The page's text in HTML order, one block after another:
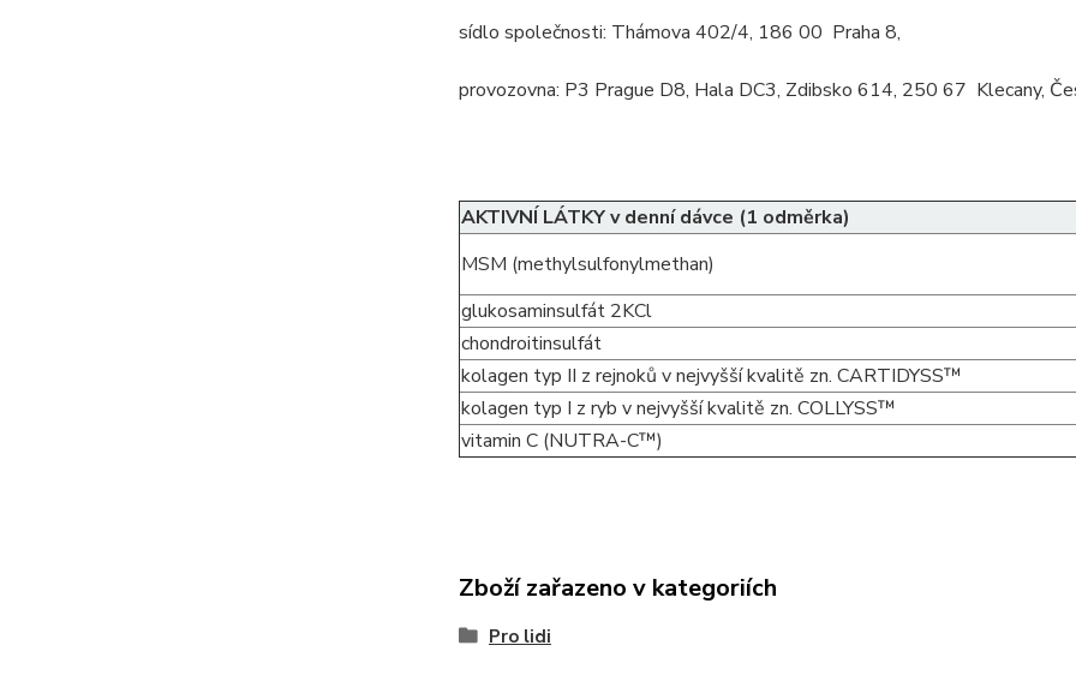
sídlo společnosti: Thámova 402/4, 186 00 Praha 8,
provozovna: P3 Prague D8, Hala DC3, Zdibsko 614, 250 67 Klecany,
AKTIVNÍ LÁTKY v denní dávce (1 odměrka)
MSM (methylsulfonylmethan)
glukosaminsulfát 2KCl
chondroitinsulfát
kolagen typ II z rejnoků v nejvyšší kvalitě zn. CARTIDYSS™
kolagen typ I z ryb v nejvyšší kvalitě zn. COLLYSS™
vitamin C (NUTRA-C™)
Zboží zařazeno v kategoriích
Pro lidi